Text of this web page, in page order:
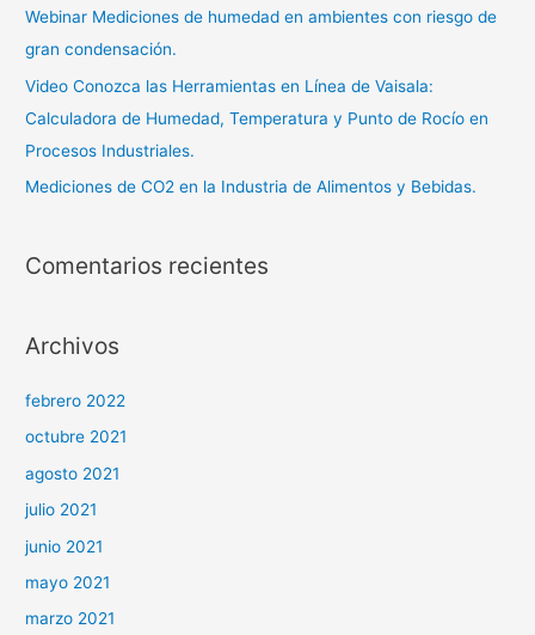
Webinar Mediciones de humedad en ambientes con riesgo de
gran condensación.
Video Conozca las Herramientas en Línea de Vaisala:
Calculadora de Humedad, Temperatura y Punto de Rocío en
Procesos Industriales.
Mediciones de CO2 en la Industria de Alimentos y Bebidas.
Comentarios recientes
Archivos
febrero 2022
octubre 2021
agosto 2021
julio 2021
junio 2021
mayo 2021
marzo 2021